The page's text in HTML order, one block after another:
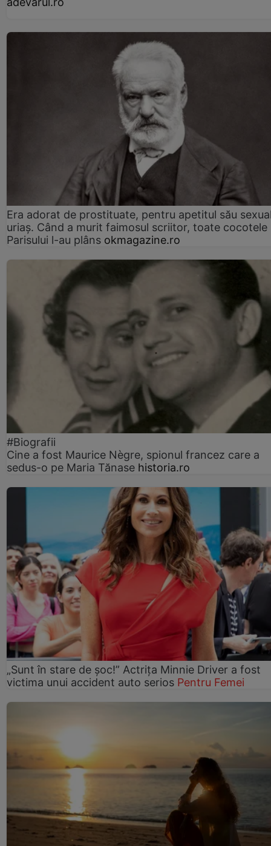
Era adorat de prostituate, pentru apetitul său
uriaș. Când a murit faimosul scriitor, toate cocotele
Parisului l-au plâns okmagazine.ro
#Biografii
Cine a fost Maurice Nègre, spionul francez care a
sedus-o pe Maria Tănase historia.ro
„Sunt în stare de șoc!” Actrița Minnie Driver a fost
victima unui accident auto serios Pentru Femei